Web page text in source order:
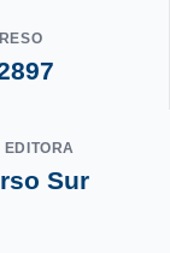
EDITORA
Sur